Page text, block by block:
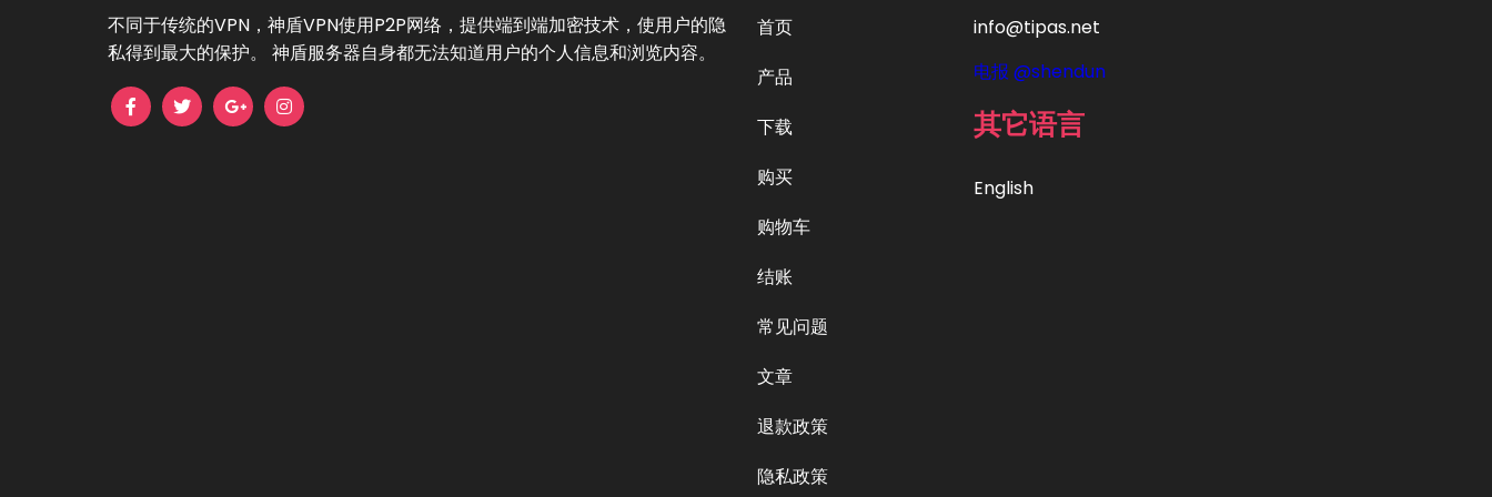
不同于传统的VPN，神盾VPN使用P2P网络，提供端到端加密技术，使用户的隐
私得到最大的保护。 神盾服务器自身都无法知道用户的个人信息和浏览内容。
首页
产品
下载
购买
购物车
结账
常见问题
文章
退款政策
隐私政策
info@tipas.net
电报 @shendun
其它语言
English